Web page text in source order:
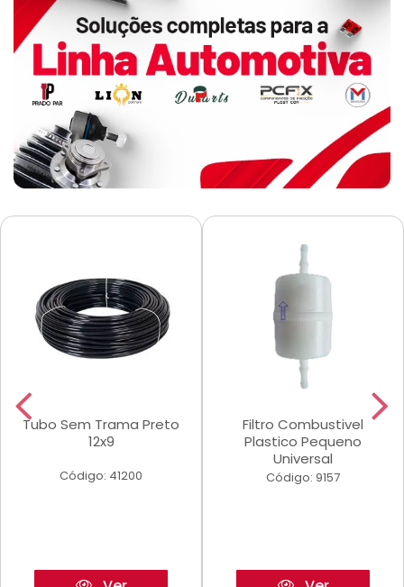
Tubo Sem Trama Preto
12x9
Código: 41200
Filtro Combustivel
Plastico Pequeno
Universal
Código: 9157